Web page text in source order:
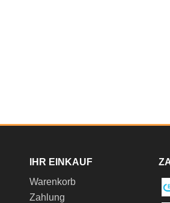
IHR EINKAUF
Warenkorb
Zahlung